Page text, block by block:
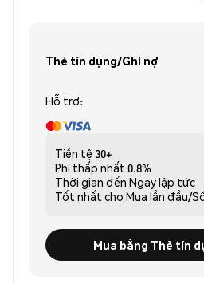
Thẻ tín dụng/Ghi nợ
Hỗ trợ:
Tiền tệ 30+
Phí thấp nhất 0.8%
Thời gian đến Ngay lập tức
Tốt nhất cho Mua lần đầu/
Mua bằng Thẻ tín